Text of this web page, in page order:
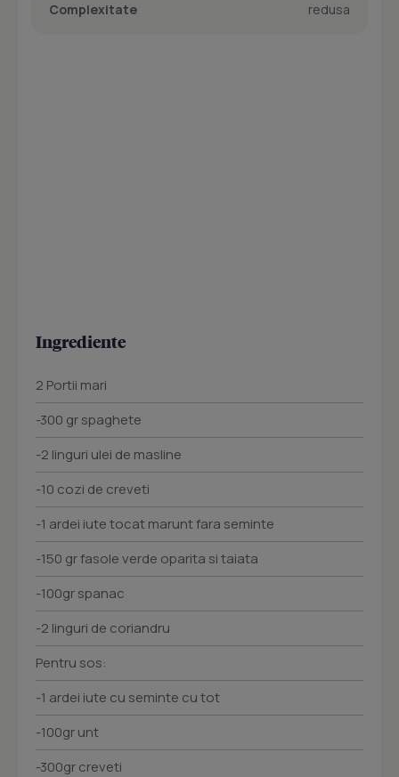
Complexitate redusa
Ingrediente
2 Portii mari
-300 gr spaghete
-2 linguri ulei de masline
-10 cozi de creveti
-1 ardei iute tocat marunt fara seminte
-150 gr fasole verde oparita si taiata
-100gr spanac
-2 linguri de coriandru
Pentru sos:
-1 ardei iute cu seminte cu tot
-100gr unt
-300gr creveti